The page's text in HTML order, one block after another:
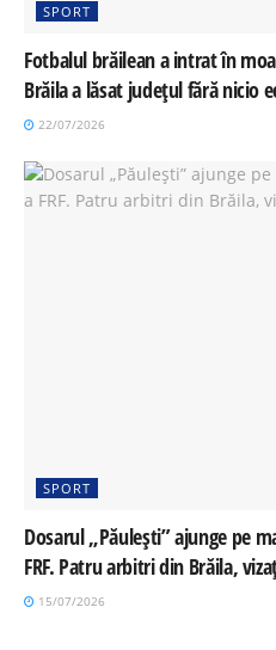
SPORT
Fotbalul brăilean a intrat în
Brăila a lăsat județul fără nicio
22/07/2026
SPORT
Dosarul „Păulești” ajunge pe
FRF. Patru arbitri din Brăila,
15/07/2026